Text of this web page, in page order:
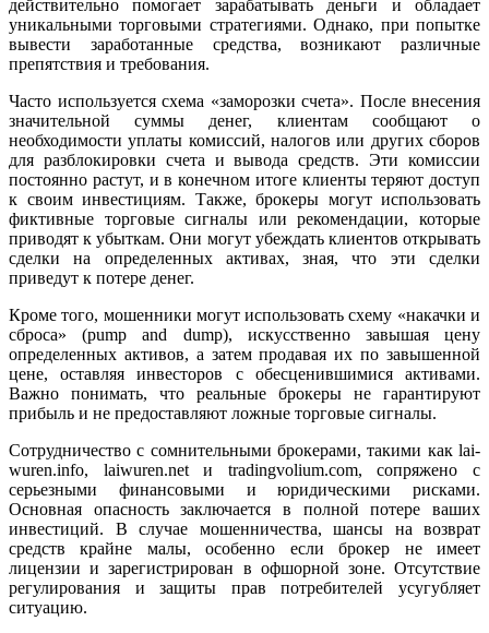
действительно помогает зарабатывать деньги и обладает
уникальными торговыми стратегиями. Однако, при попытке
вывести заработанные средства, возникают различные
препятствия и требования.
Часто используется схема «заморозки счета». После внесения
значительной суммы денег, клиентам сообщают о
необходимости уплаты комиссий, налогов или других сборов
для разблокировки счета и вывода средств. Эти комиссии
постоянно растут, и в конечном итоге клиенты теряют доступ
к своим инвестициям. Также, брокеры могут использовать
фиктивные торговые сигналы или рекомендации, которые
приводят к убыткам. Они могут убеждать клиентов открывать
сделки на определенных активах, зная, что эти сделки
приведут к потере денег.
Кроме того, мошенники могут использовать схему «накачки и
сброса» (pump and dump), искусственно завышая цену
определенных активов, а затем продавая их по завышенной
цене, оставляя инвесторов с обесценившимися активами.
Важно понимать, что реальные брокеры не гарантируют
прибыль и не предоставляют ложные торговые сигналы.
Сотрудничество с сомнительными брокерами, такими как lai-
wuren.info, laiwuren.net и tradingvolium.com, сопряжено с
серьезными финансовыми и юридическими рисками.
Основная опасность заключается в полной потере ваших
инвестиций. В случае мошенничества, шансы на возврат
средств крайне малы, особенно если брокер не имеет
лицензии и зарегистрирован в офшорной зоне. Отсутствие
регулирования и защиты прав потребителей усугубляет
ситуацию.